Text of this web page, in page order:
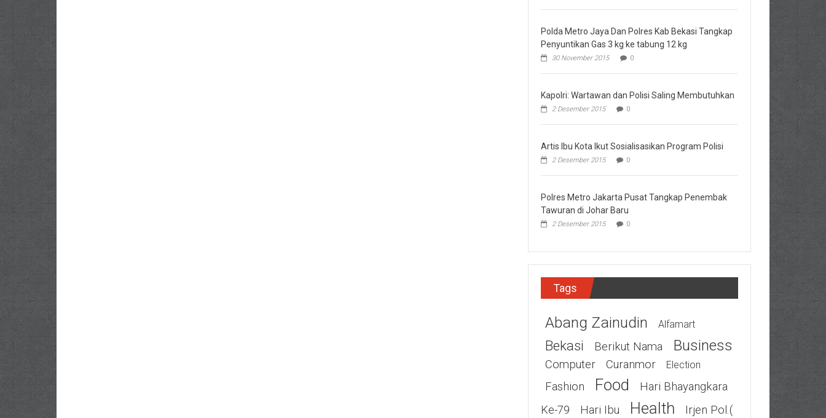
Polda Metro Jaya Dan Polres Kab Bekasi Tangkap
Penyuntikan Gas 3 kg ke tabung 12 kg
30 November 2015 0
Kapolri: Wartawan dan Polisi Saling Membutuhkan
2 Desember 2015 0
Artis Ibu Kota Ikut Sosialisasikan Program Polisi
2 Desember 2015 0
Polres Metro Jakarta Pusat Tangkap Penembak
Tawuran di Johar Baru
2 Desember 2015 0
Tags
Abang Zainudin Alfamart
Bekasi Berikut Nama Business
Computer Curanmor Election
Fashion Food
Hari Bhayangkara
Ke-79
Hari Ibu Health
Irjen Pol.(